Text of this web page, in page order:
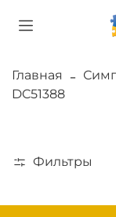
Главная
DC51388
Фильтры